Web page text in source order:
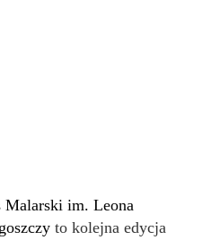
im. Leona
to kolejna edycja